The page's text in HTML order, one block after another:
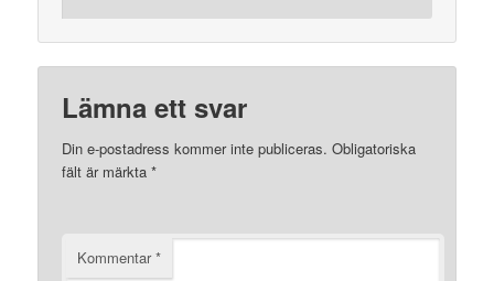
Lämna ett svar
Din e-postadress kommer inte publiceras. Obligatoriska
fält är märkta*
Kommentar*